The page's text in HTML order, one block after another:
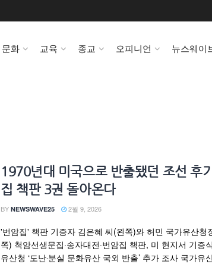
문화 교육 종교 오피니언 뉴스웨이
1970년대 미국으로 반출됐던 조선 후
집 책판 3권 돌아온다
BY NEWSWAVE25 2월 9, 2026
'번암집' 책판 기증자 김은혜 씨(왼쪽)와 허민 국가유산청
쪽) 척암선생문집·송자대전·번암집 책판, 미 현지서 기증
유산청 ‘도난‧분실 문화유산 국외 반출’ 추가 조사 국가유